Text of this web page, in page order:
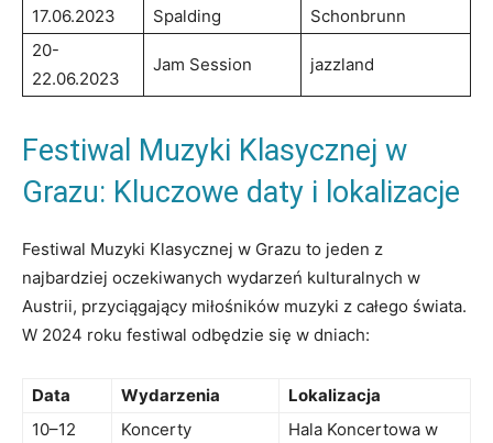
17.06.2023
Spalding
Schonbrunn
20-
22.06.2023
Jam Session jazzland
Festiwal Muzyki​ Klasycznej ⁢w
Grazu: Kluczowe daty ⁢i lokalizacje
Festiwal Muzyki Klasycznej w Grazu to jeden z ​
najbardziej oczekiwanych ‌wydarzeń kulturalnych w
Austrii, przyciągający‌ miłośników muzyki z⁣ całego świata.
W 2024 roku festiwal odbędzie się w dniach:
Data Wydarzenia
Lokalizacja
10–12​
Koncerty
Hala Koncertowa w